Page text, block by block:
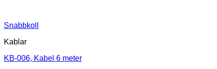
Snabbkoll
Kablar
KB-006, Kabel 6 meter